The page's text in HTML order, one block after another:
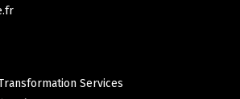
Services